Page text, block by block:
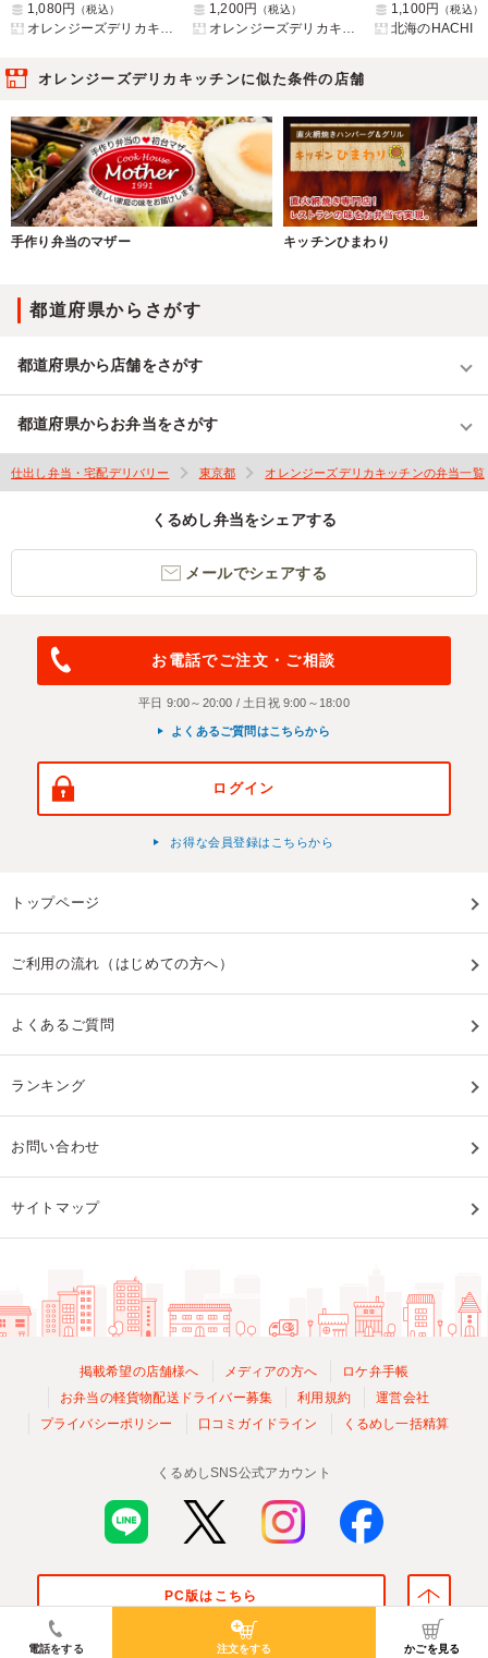
1,080円
（税込）
オレンジーズデリカキッチン
1,200円
（税込）
オレンジーズデリカキッチン
1,100円
（税込）
北海のHACHI
オレンジーズデリカキッチンに似た条件の店舗
手作り弁当のマザー キッチンひまわり
電話をする 注文をする かごを見る
都道府県からさがす
都道府県から店舗をさがす
都道府県からお弁当をさがす
仕出し弁当・宅配デリバリー 東京都 オレンジーズデリカキッチンの弁当一覧
くるめし弁当をシェアする
メールでシェアする
お電話でご注文・ご相談
平日 9:00～20:00 / 土日祝 9:00～18:00
よくあるご質問はこちらから
ログイン
お得な会員登録はこちらから
トップページ
ご利用の流れ（はじめての方へ）
よくあるご質問
ランキング
お問い合わせ
サイトマップ
掲載希望の店舗様へ メディアの方へ
ロケ弁手帳
お弁当の軽貨物配送ドライバー募集
利用規約
運営会社
プライバシーポリシー
口コミガイドライン くるめし一括精算
くるめしSNS公式アカウント
PC版はこちら
© Kurumeshi, Inc. All Rights Reserved.